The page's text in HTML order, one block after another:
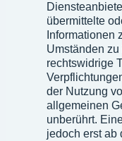
übermittelte
Informationen
Umständen
rechtswidrige
der Nutzung
allgemeinen
unberührt.
jedoch erst ab